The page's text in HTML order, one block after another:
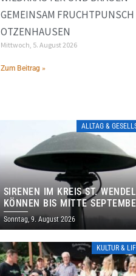
GEMEINSAM FRUCHTPUNSCH
OTZENHAUSEN
Mittwoch, 5. August 2026
Zum Beitrag »
ALLTAG &
SIRENEN IM KREIS ST. WENDEL
KÖNNEN BIS MITTE
AUSSERPLANMÄSSIG HEULEN
Sonntag, 9. August 2026
KULTUR &